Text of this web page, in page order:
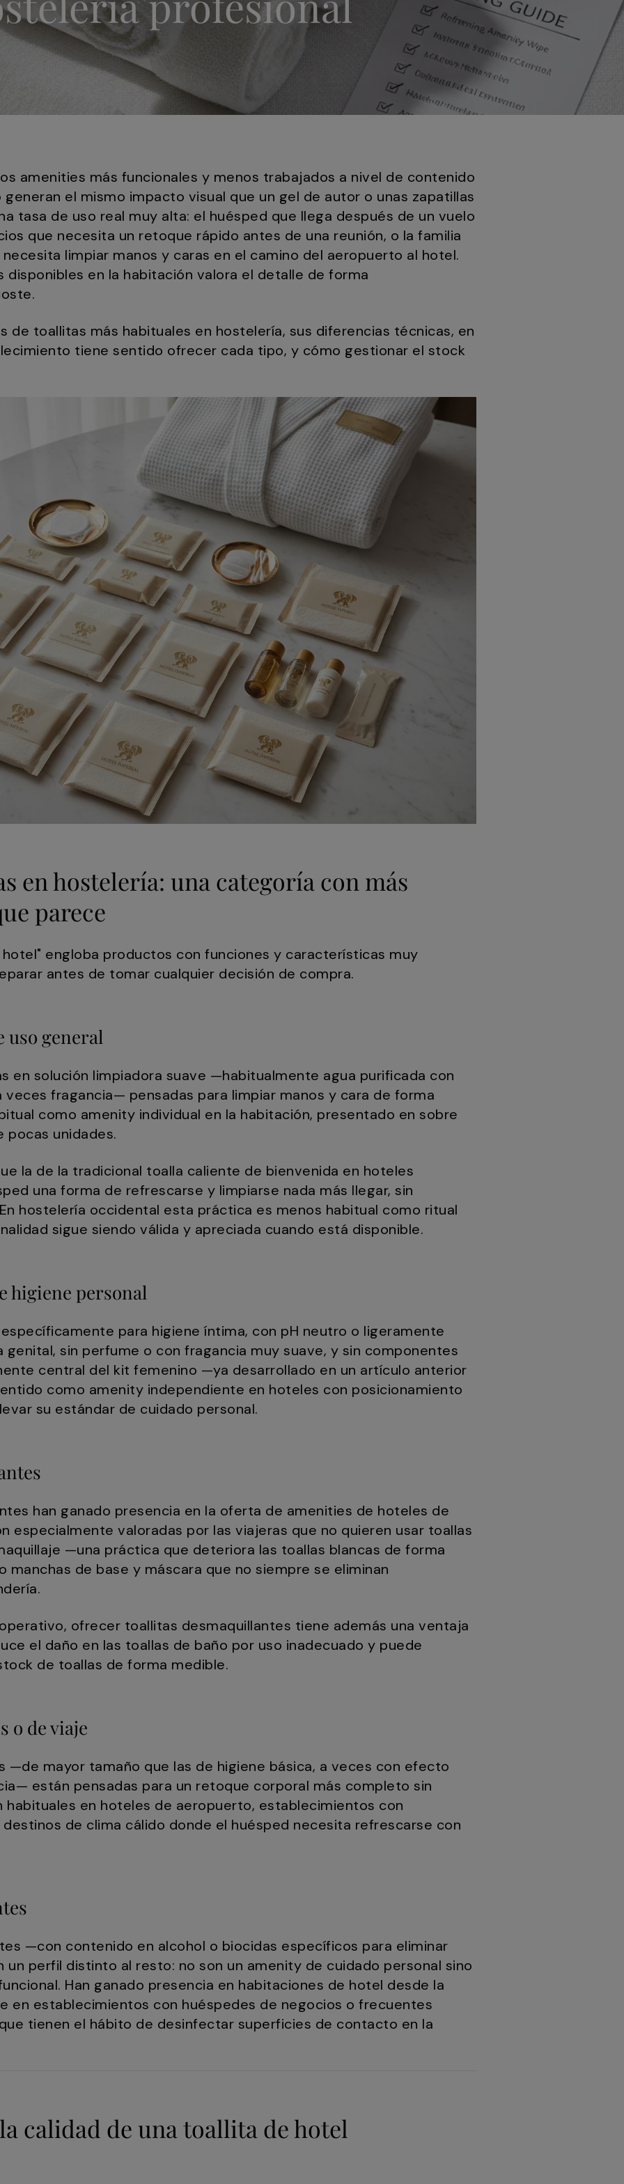
amenities más funcionales y menos trabajados a nivel de contenido
el mismo impacto visual que un gel de autor o unas zapatillas
tasa de uso real muy alta: el huésped que llega después de un vuelo
que necesita un retoque rápido antes de una reunión, o la familia
limpiar manos y caras en el camino del aeropuerto al hotel.
disponibles en la habitación valora el detalle de forma
de toallitas más habituales en hostelería, sus diferencias técnicas, en
tiene sentido ofrecer cada tipo, y cómo gestionar el stock
en hostelería: una categoría con más
parece
engloba productos con funciones y características muy
antes de tomar cualquier decisión de compra.
uso general
en solución limpiadora suave —habitualmente agua purificada con
fragancia— pensadas para limpiar manos y cara de forma
como amenity individual en la habitación, presentado en sobre
pocas unidades.
la de la tradicional toalla caliente de bienvenida en hoteles
una forma de refrescarse y limpiarse nada más llegar, sin
hostelería occidental esta práctica es menos habitual como ritual
sigue siendo válida y apreciada cuando está disponible.
higiene personal
para higiene íntima, con pH neutro o ligeramente
genital, sin perfume o con fragancia muy suave, y sin componentes
central del kit femenino —ya desarrollado en un artículo anterior
como amenity independiente en hoteles con posicionamiento
su estándar de cuidado personal.
han ganado presencia en la oferta de amenities de hoteles de
especialmente valoradas por las viajeras que no quieren usar toallas
—una práctica que deteriora las toallas blancas de forma
manchas de base y máscara que no siempre se eliminan
ofrecer toallitas desmaquillantes tiene además una ventaja
el daño en las toallas de baño por uso inadecuado y puede
de toallas de forma medible.
o de viaje
—de mayor tamaño que las de higiene básica, a veces con efecto
están pensadas para un retoque corporal más completo sin
habituales en hoteles de aeropuerto, establecimientos con
de clima cálido donde el huésped necesita refrescarse con
—con contenido en alcohol o biocidas específicos para eliminar
perfil distinto al resto: no son un amenity de cuidado personal sino
Han ganado presencia en habitaciones de hotel desde la
en establecimientos con huéspedes de negocios o frecuentes
tienen el hábito de desinfectar superficies de contacto en la
calidad de una toallita de hotel